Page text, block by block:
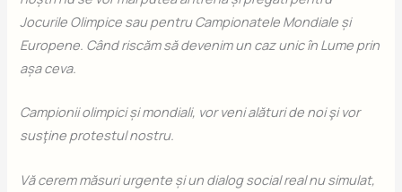
Jocurile Olimpice sau pentru Campionatele Mondiale și
Europene. Când riscăm să devenim un caz unic în Lume prin
așa ceva.
Campionii olimpici și mondiali, vor veni alături de noi şi vor
susţine protestul nostru.
Vă cerem măsuri urgente și un dialog social real nu simulat,